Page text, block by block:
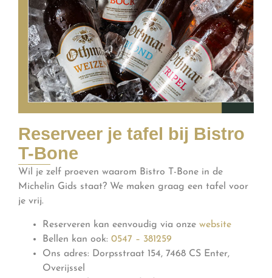
Reserveer je tafel bij Bistro
T-Bone
Wil je zelf proeven waarom Bistro T-Bone in de
Michelin Gids staat? We maken graag een tafel voor
je vrij.
Reserveren kan eenvoudig via onze website
Bellen kan ook: 0547 – 381259
Ons adres: Dorpsstraat 154, 7468 CS Enter,
Overijssel